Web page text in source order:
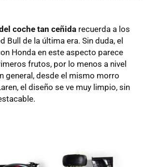
coche tan ceñida recuerda a los
Bull de la última era. Sin duda, el
Honda en este aspecto parece
frutos, por lo menos a nivel
general, desde el mismo morro
el diseño se ve muy limpio, sin